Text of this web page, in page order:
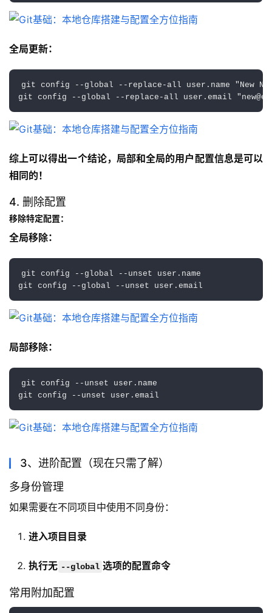
全局更新：
git config --global --replace-all user.name "New
综上可以得出一个结论，局部和全局的用户配置信息是可以
相同的！
4. 删除配置
移除特定配置：
全局移除：
git config --global --unset user.name
局部移除：
git config --unset user.name
3、进阶配置（现在只需了解）
多身份管理
如果需要在不同项目中使用不同身份：
进入项目目录
执行无 --global 选项的配置命令
常用附加配置